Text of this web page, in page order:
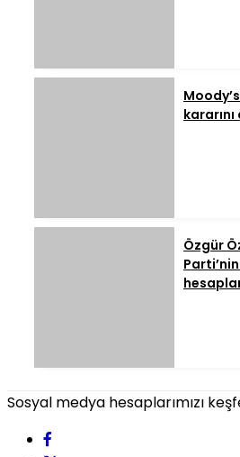
kararını
Özgür
Sosyal medya hesaplarımızı